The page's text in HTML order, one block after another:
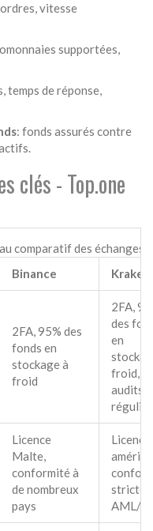
vitesse
supportées,
temps de réponse,
: fonds assurés contre
clés - Top.one
comparatif des échanges
Binance Kraken
2FA, 95% des
fonds en
stockage à
froid
2FA,
des
en
froid,
audits
Licence
Malte,
conformité à
de nombreux
pays
Licence
stricte
AML/